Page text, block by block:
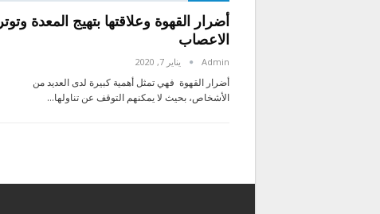
أضرار القهوة وعلاقتها بتهيج المعدة وتوتر
الاعصاب
Admin يناير 7, 2020
أضرار القهوة فهي تمثل أهمية كبيرة لدى العديد من
الأشخاص، بحيث لا يمكنهم التوقف عن تناولها…